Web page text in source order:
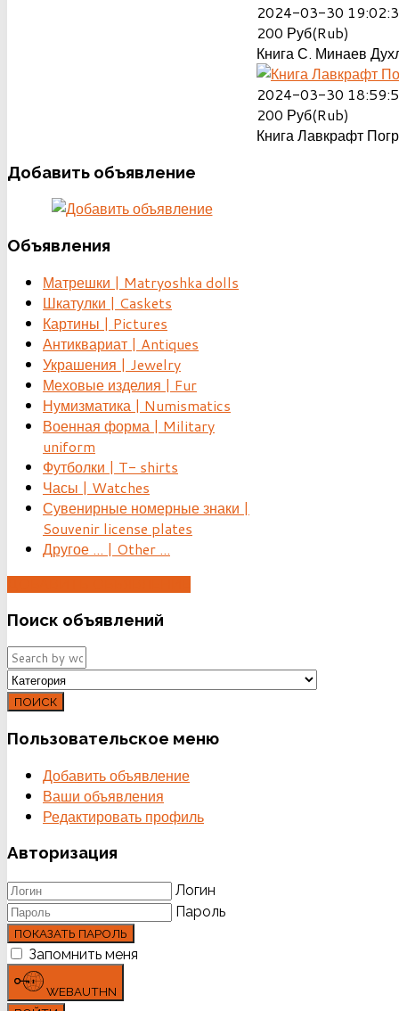
2024-03-30
200 Руб(Rub)
Книга С. Минаев
2024-03-30
200 Руб(Rub)
Книга Лавкрафт
Добавить объявление
Объявления
Матрешки | Matryoshka dolls
Шкатулки | Caskets
Картины | Pictures
Антиквариат | Antiques
Украшения | Jewelry
Меховые изделия | Fur
Нумизматика | Numismatics
Военная форма | Military
uniform
Футболки | T- shirts
Часы | Watches
Сувенирные номерные знаки |
Souvenir license plates
Другое ... | Other ...
Поиск объявлений
ПОИСК
Пользовательское меню
Добавить объявление
Ваши объявления
Редактировать профиль
Авторизация
Логин
Пароль
ПОКАЗАТЬ ПАРОЛЬ
Запомнить меня
WEBAUTHN